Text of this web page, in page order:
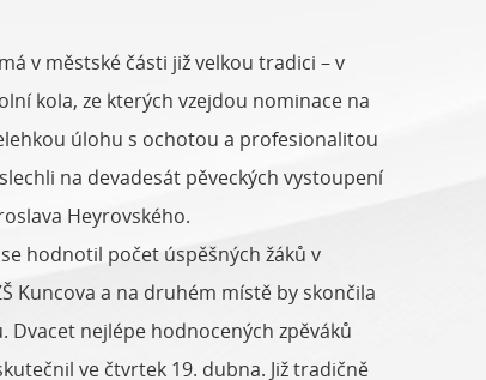
v městské části již velkou tradici – v
kola, ze kterých vzejdou nominace na
úlohu s ochotou a profesionalitou
na devadesát pěveckých vystoupení
Heyrovského.
hodnotil počet úspěšných žáků v
Kuncova a na druhém místě by skončila
Dvacet nejlépe hodnocených zpěváků
ve čtvrtek 19. dubna. Již tradičně